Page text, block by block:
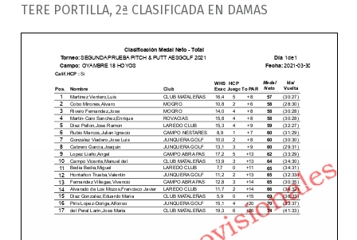
TERE PORTILLA, 2ª CLASIFICADA EN DAMAS